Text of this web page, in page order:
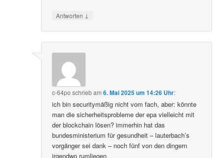
Antworten ↓
c-64po schriebam6. Mai 2025 um 14:26 Uhr:
ich bin securitymäßig nicht vom fach, aber: könnte
man die sicherheitsprobleme der epa vielleicht mit
der blockchain lösen? immerhin hat das
bundesministerium für gesundheit – lauterbach’s
vorgänger sei dank – noch fünf von den dingern
irgendwo rumliegen